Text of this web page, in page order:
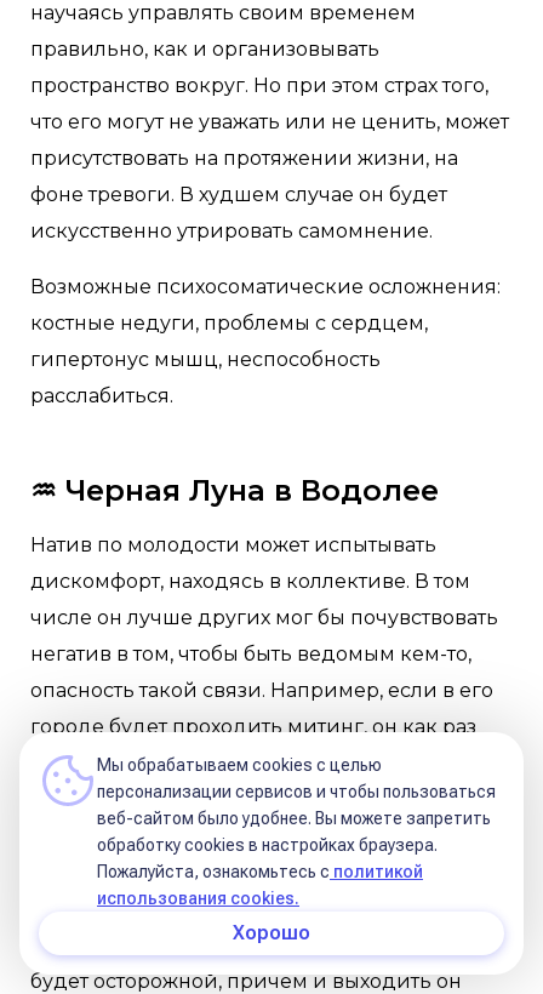
научаясь управлять своим временем
правильно, как и организовывать
пространство вокруг. Но при этом страх того,
что его могут не уважать или не ценить, может
присутствовать на протяжении жизни, на
фоне тревоги. В худшем случае он будет
искусственно утрировать самомнение.
Возможные психосоматические осложнения:
костные недуги, проблемы с сердцем,
гипертонус мышц, неспособность
расслабиться.
♒️ Черная Луна в Водолее
Натив по молодости может испытывать
дискомфорт, находясь в коллективе. В том
числе он лучше других мог бы почувствовать
негатив в том, чтобы быть ведомым кем-то,
опасность такой связи. Например, если в его
городе будет проходить митинг, он как раз
может раньше других притормозить и
задуматься о том, куда остальные несутся и
почем строят баррикады, не будут ли они
потом стоить крови народу? Он как бы
предчувствует подноготную в затеях левого
толка. С этой точки зрения его независимость
будет осторожной, причем и выходить он
Мы обрабатываем cookies с целью
персонализации сервисов и чтобы пользоваться
веб-сайтом было удобнее. Вы можете запретить
обработку сookies в настройках браузера.
Пожалуйста, ознакомьтесь с политикой
использования cookies.
Хорошо